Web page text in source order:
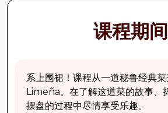
课程期间
系上围裙！课程从一道秘鲁经典
Limeña。在了解这道菜的故事、
摆盘的过程中尽情享受乐趣。